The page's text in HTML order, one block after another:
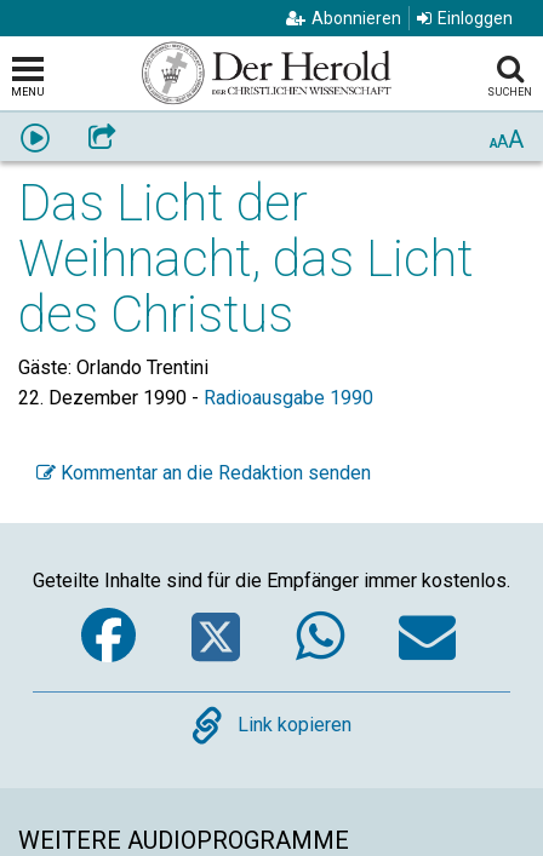
Abonnieren Einloggen
MENU SUCHEN
AnhörenWeiterempfehlen AAA
Das Licht der
Weihnacht, das Licht
des Christus
Gäste: Orlando Trentini
22. Dezember 1990 - Radioausgabe 1990
Kommentar an die Redaktion senden
Geteilte Inhalte sind für die Empfänger immer kostenlos.
Facebook
Twitter
Copy
Link kopieren
WEITERE AUDIOPROGRAMME